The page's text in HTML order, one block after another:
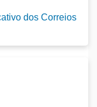
dos Correios